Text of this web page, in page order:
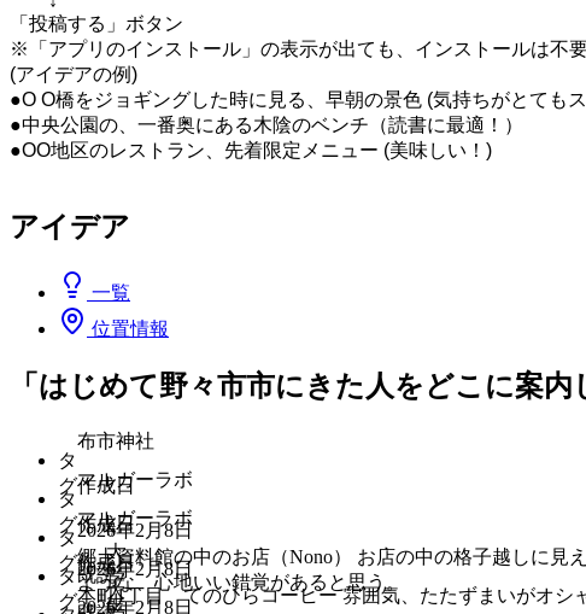
「投稿する」ボタン
※「アプリのインストール」の表示が出ても、インストールは不要
(アイデアの例)
●O O橋をジョギングした時に見る、早朝の景色 (気持ちがとても
●中央公園の、一番奥にある木陰のベンチ（読書に最適！）
●OO地区のレストラン、先着限定メニュー (美味しい！)
アイデア
一覧
位置情報
「はじめて野々市市にきた人をどこに案
タ
グ
#
大
学
生
布市神社
作成日
2026年2月8日
既読
タ
グ
#
大
マルガーラボ
作成日
2026年2月8日
タ
グ
#
マルガーラボ
作成日
2026年2月8日
タ
グ
郷土資料館の中のお店（Nono） お店の中の格子越しに
ような、心地いい錯覚があると思う。
本町1丁目 てのひらコーヒー 雰囲気、たたずまいがオシ